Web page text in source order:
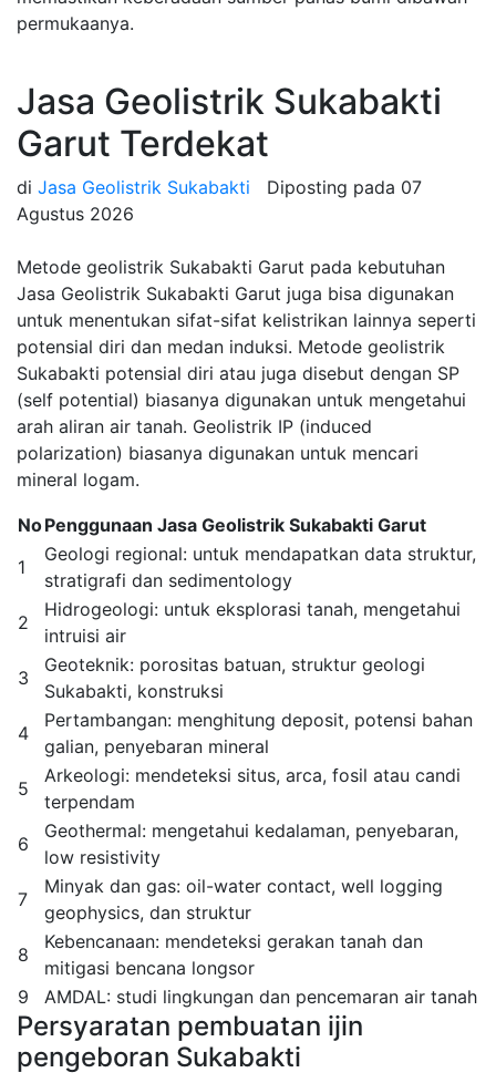
permukaanya.
Jasa Geolistrik Sukabakti
Garut Terdekat
di Jasa Geolistrik Sukabakti Diposting pada 07
Agustus 2026
Metode geolistrik Sukabakti Garut pada kebutuhan
Jasa Geolistrik Sukabakti Garut juga bisa digunakan
untuk menentukan sifat-sifat kelistrikan lainnya seperti
potensial diri dan medan induksi. Metode geolistrik
Sukabakti potensial diri atau juga disebut dengan SP
(self potential) biasanya digunakan untuk mengetahui
arah aliran air tanah. Geolistrik IP (induced
polarization) biasanya digunakan untuk mencari
mineral logam.
NoPenggunaan Jasa Geolistrik Sukabakti Garut
1
Geologi regional: untuk mendapatkan data struktur,
stratigrafi dan sedimentology
2
Hidrogeologi: untuk eksplorasi tanah, mengetahui
intruisi air
3
Geoteknik: porositas batuan, struktur geologi
Sukabakti, konstruksi
4
Pertambangan: menghitung deposit, potensi bahan
galian, penyebaran mineral
5
Arkeologi: mendeteksi situs, arca, fosil atau candi
terpendam
6
Geothermal: mengetahui kedalaman, penyebaran,
low resistivity
7
Minyak dan gas: oil-water contact, well logging
geophysics, dan struktur
8
Kebencanaan: mendeteksi gerakan tanah dan
mitigasi bencana longsor
9
AMDAL: studi lingkungan dan pencemaran air tanah
Persyaratan pembuatan ijin
pengeboran Sukabakti